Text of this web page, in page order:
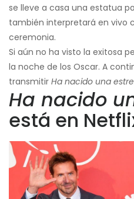
se lleve a casa una estatua
también interpretará en vivo
ceremonia.
Si aún no ha visto la exitosa
la noche de los Oscar. A
transmitir Ha nacido una
Ha nacido
está en